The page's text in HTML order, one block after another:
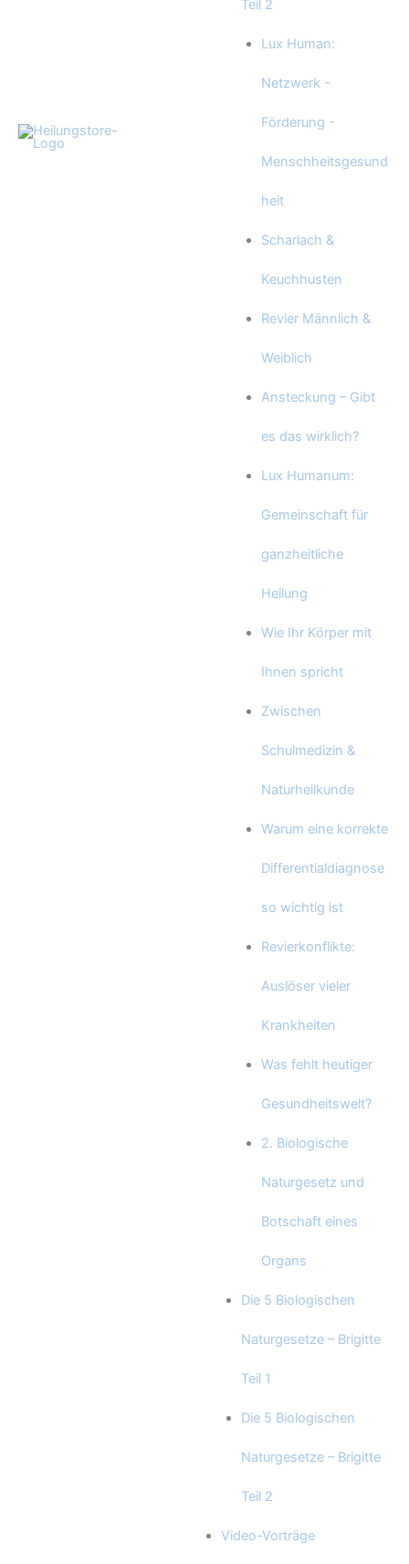
Teil 2
Lux Human:
Netzwerk -
Förderung -
Menschheitsgesund
heit
Scharlach &
Keuchhusten
Revier Männlich &
Weiblich
Ansteckung – Gibt
es das wirklich?
Lux Humanum:
Gemeinschaft für
ganzheitliche
Heilung
Wie Ihr Körper mit
Ihnen spricht
Zwischen
Schulmedizin &
Naturheilkunde
Warum eine korrekte
Differentialdiagnose
so wichtig ist
Revierkonflikte:
Auslöser vieler
Krankheiten
Was fehlt heutiger
Gesundheitswelt?
2. Biologische
Naturgesetz und
Botschaft eines
Organs
Die 5 Biologischen
Naturgesetze – Brigitte
Teil 1
Die 5 Biologischen
Naturgesetze – Brigitte
Teil 2
Video-Vorträge